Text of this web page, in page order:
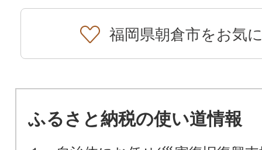
福岡県朝倉市をお気
ふるさと納税の使い道情報